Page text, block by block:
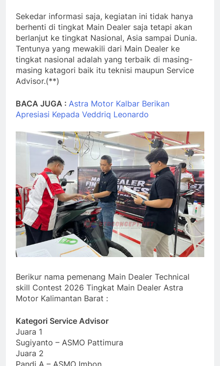
Sekedar informasi saja, kegiatan ini tidak hanya
berhenti di tingkat Main Dealer saja tetapi akan
berlanjut ke tingkat Nasional, Asia sampai Dunia.
Tentunya yang mewakili dari Main Dealer ke
tingkat nasional adalah yang terbaik di masing-
masing katagori baik itu teknisi maupun Service
Advisor.(**)
BACA JUGA : Astra Motor Kalbar Berikan
Apresiasi Kepada Veddriq Leonardo
Berikur nama pemenang Main Dealer Technical
skill Contest 2026 Tingkat Main Dealer Astra
Motor Kalimantan Barat :
Kategori Service Advisor
Juara 1
Sugiyanto – ASMO Pattimura
Juara 2
Pandi A – ASMO Imbon